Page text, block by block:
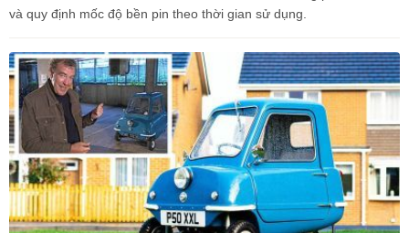
và quy định mốc độ bền pin theo thời gian sử dụng.